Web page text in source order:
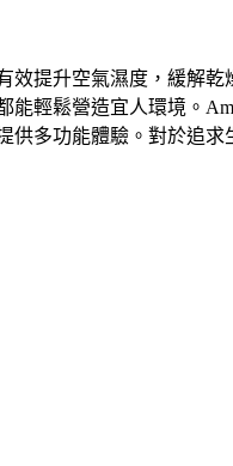
提升空氣濕度，緩解
輕鬆營造宜人環境。
多功能體驗。對於追